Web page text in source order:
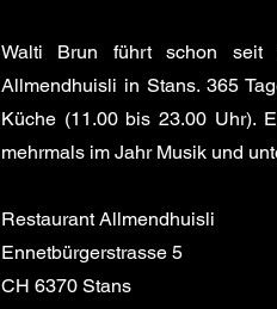
Walti Brun führt schon seit
Allmendhuisli in Stans. 365
Küche (11.00 bis 23.00 Uhr).
mehrmals im Jahr Musik und
Restaurant Allmendhuisli
Ennetbürgerstrasse 5
CH 6370 Stans